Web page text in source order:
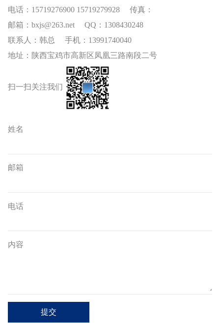
电话：15719276900 15719279928 传真：
邮箱：bxjs@263.net QQ：1308430248
联系人：韩总 手机：13991740040
地址：陕西宝鸡市高新区凤凰三路南段二号
扫一扫关注我们
姓名
邮箱
电话
内容
提交